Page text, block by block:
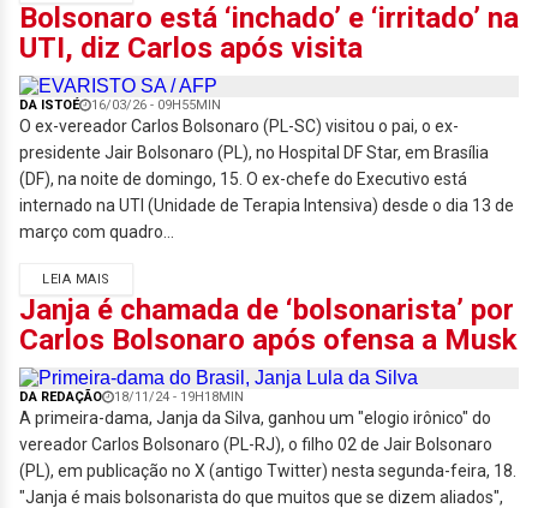
Bolsonaro está ‘inchado’ e ‘irritado’ na
UTI, diz Carlos após visita
DA ISTOÉ 16/03/26 - 09H55MIN
O ex-vereador Carlos Bolsonaro (PL-SC) visitou o pai, o ex-
presidente Jair Bolsonaro (PL), no Hospital DF Star, em Brasília
(DF), na noite de domingo, 15. O ex-chefe do Executivo está
internado na UTI (Unidade de Terapia Intensiva) desde o dia 13 de
março com quadro...
LEIA MAIS
Janja é chamada de ‘bolsonarista’ por
Carlos Bolsonaro após ofensa a Musk
DA REDAÇÃO 18/11/24 - 19H18MIN
A primeira-dama, Janja da Silva, ganhou um "elogio irônico" do
vereador Carlos Bolsonaro (PL-RJ), o filho 02 de Jair Bolsonaro
(PL), em publicação no X (antigo Twitter) nesta segunda-feira, 18.
"Janja é mais bolsonarista do que muitos que se dizem aliados",